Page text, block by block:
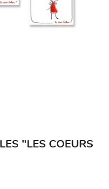
"LES COEURS